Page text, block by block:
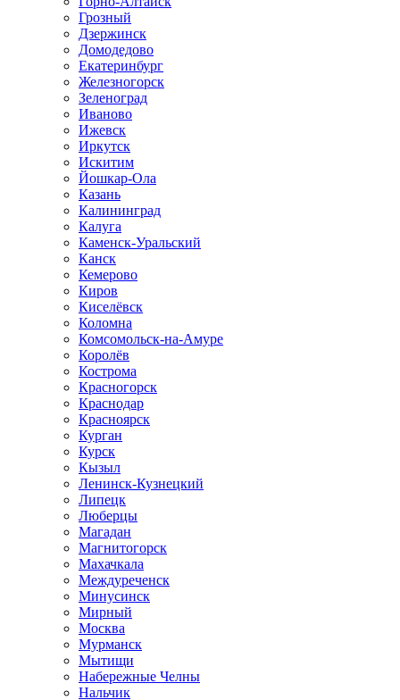
Грозный
Дзержинск
Домодедово
Екатеринбург
Железногорск
Зеленоград
Иваново
Ижевск
Иркутск
Искитим
Йошкар-Ола
Казань
Калининград
Калуга
Каменск-Уральский
Канск
Кемерово
Киров
Киселёвск
Коломна
Комсомольск-на-Амуре
Королёв
Кострома
Красногорск
Краснодар
Красноярск
Курган
Курск
Кызыл
Ленинск-Кузнецкий
Липецк
Люберцы
Магадан
Магнитогорск
Махачкала
Междуреченск
Минусинск
Мирный
Москва
Мурманск
Мытищи
Набережные Челны
Нальчик